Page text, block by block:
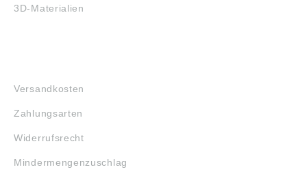
3D-Materialien
Versandkosten
Zahlungsarten
Widerrufsrecht
Mindermengenzuschlag